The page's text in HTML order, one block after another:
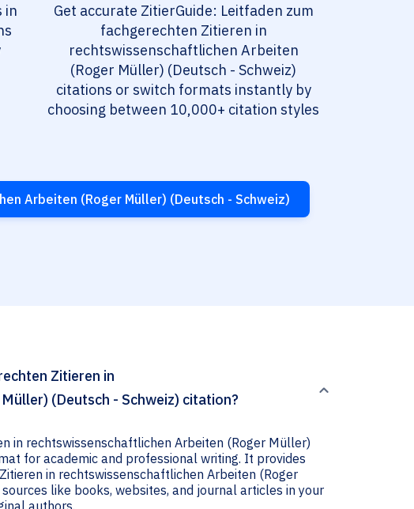
in
Get accurate ZitierGuide: Leitfaden zum
fachgerechten Zitieren in
rechtswissenschaftlichen Arbeiten
(Roger Müller) (Deutsch - Schweiz)
citations or switch formats instantly by
choosing between 10,000+ citation styles
Arbeiten (Roger Müller) (Deutsch - Schweiz)
Zitieren in
(Deutsch - Schweiz) citation?
in rechtswissenschaftlichen Arbeiten (Roger Müller)
for academic and professional writing. It provides
in rechtswissenschaftlichen Arbeiten (Roger
like books, websites, and journal articles in your